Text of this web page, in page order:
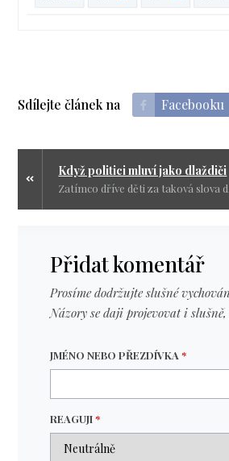
Sdílejte článek na Facebooku
Když politici mluví jako dlaždiči
Přidat komentář
Prosíme dodržujte slušné
Názory se daji projevovat i slušně,
JMÉNO NEBO PŘEZDÍVKA*
REAGUJI*